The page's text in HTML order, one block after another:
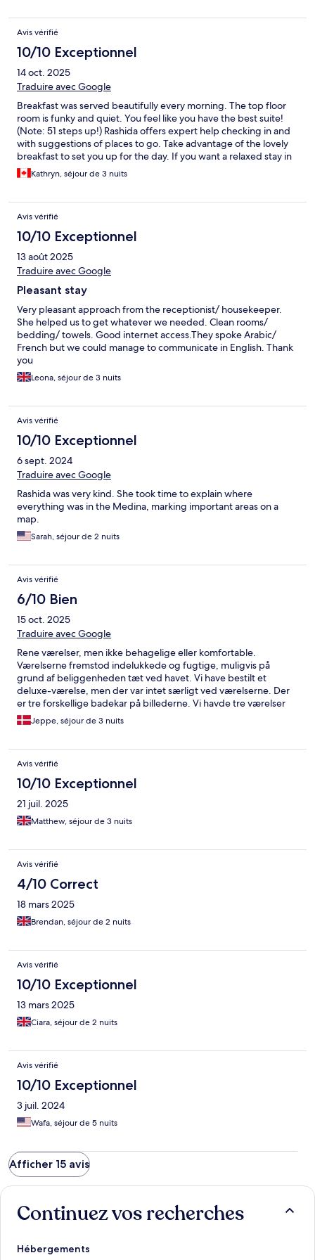
Avis vérifié
10/10 Exceptionnel
14 oct. 2025
Traduire avec Google
Breakfast was served beautifully every morning. The top floor
room is funky and quiet. You feel like you have the best suite!
(Note: 51 steps up!) Rashida offers expert help checking in and
with suggestions of places to go. Take advantage of the lovely
breakfast to set you up for the day. If you want a relaxed stay in
really cool surroundings, this place is for you.
Kathryn, séjour de 3 nuits
Avis vérifié
10/10 Exceptionnel
13 août 2025
Traduire avec Google
Pleasant stay
Very pleasant approach from the receptionist/ housekeeper.
She helped us to get whatever we needed. Clean rooms/
bedding/ towels. Good internet access.They spoke Arabic/
French but we could manage to communicate in English. Thank
you
Leona, séjour de 3 nuits
Avis vérifié
10/10 Exceptionnel
6 sept. 2024
Traduire avec Google
Rashida was very kind. She took time to explain where
everything was in the Medina, marking important areas on a
map.
Sarah, séjour de 2 nuits
Avis vérifié
6/10 Bien
15 oct. 2025
Traduire avec Google
Rene værelser, men ikke behagelige eller komfortable.
Værelserne fremstod indelukkede og fugtige, muligvis på
grund af beliggenheden tæt ved havet. Vi have bestilt et
deluxe-værelse, men der var intet særligt ved værelserne. Der
er tre forskellige badekar på billederne. Vi havde tre værelser
og to badeværelser på vores etage i vores deluxe-
værelsesområde uden et badekar. Måske en lidt uvæsentlig
fremstod ikke videre gæstfrie eller oprigtigt imødekommende.
Jeppe, séjour de 3 nuits
Avis vérifié
10/10 Exceptionnel
21 juil. 2025
Matthew, séjour de 3 nuits
Avis vérifié
4/10 Correct
18 mars 2025
Brendan, séjour de 2 nuits
Avis vérifié
10/10 Exceptionnel
13 mars 2025
Ciara, séjour de 2 nuits
Avis vérifié
10/10 Exceptionnel
3 juil. 2024
Wafa, séjour de 5 nuits
Afficher 15 avis
Continuez vos recherches
Hébergements